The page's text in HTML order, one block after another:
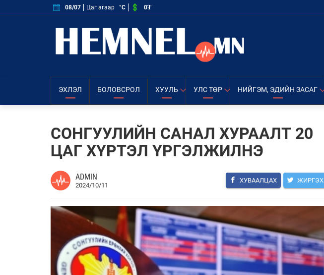
08/07 Цаг агаар °C 0₮
ЭХЛЭЛ БОЛОВСРОЛ ХУУЛЬ УЛС ТӨР НИЙГЭМ, ЭДИЙН ЗАСАГ
СОНГУУЛИЙН САНАЛ ХУРААЛТ 20
ЦАГ ХҮРТЭЛ ҮРГЭЛЖИЛНЭ
ADMIN
2024/10/11
ХУВААЛЦАХ ЖИРГЭХ